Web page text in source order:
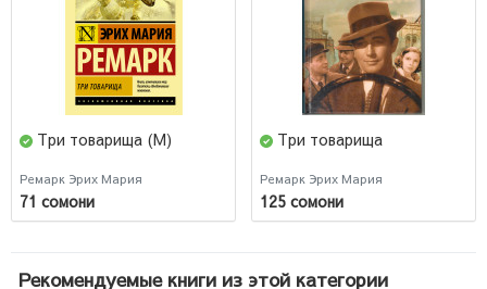
Три товарища (М)
Ремарк Эрих Мария
71 сомони
Три товарища
Ремарк Эрих Мария
125 сомони
Рекомендуемые книги из этой категории